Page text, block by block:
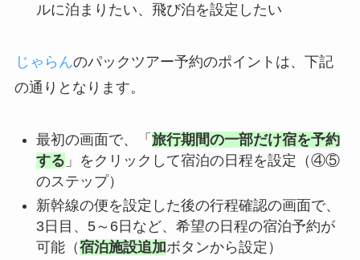
ルに泊まりたい、飛び泊を設定したい
じゃらんのパックツアー予約のポイントは、下記
の通りとなります。
最初の画面で、「 旅行期間の一部だけ宿を予約
する 」をクリックして宿泊の日程を設定（④⑤
のステップ）
新幹線の便を設定した後の行程確認の画面で、
3日目、5～6日など、希望の日程の宿泊予約が
可能（宿泊施設追加ボタンから設定）